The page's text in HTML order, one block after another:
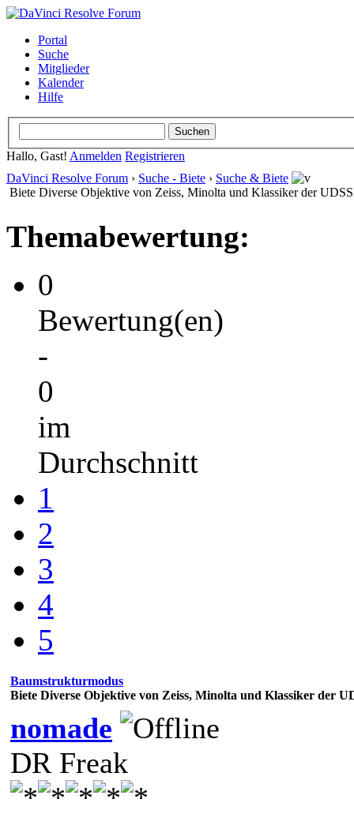
Portal
Suche
Mitglieder
Kalender
Hilfe
Hallo, Gast! Anmelden Registrieren
DaVinci Resolve Forum › Suche - Biete › Suche & Biete
Biete Diverse Objektive von Zeiss, Minolta und Klassiker der
Themabewertung:
0
Bewertung(en)
-
0
im
Durchschnitt
1
2
3
4
5
Baumstrukturmodus
Biete Diverse Objektive von Zeiss, Minolta und Klassiker der
nomade
DR Freak